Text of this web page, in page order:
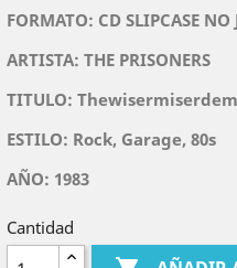
FORMATO: CD SLIPCASE
ARTISTA: THE PRISONERS
TITULO:
ESTILO: Rock, Garage, 80s
AÑO: 1983
Cantidad